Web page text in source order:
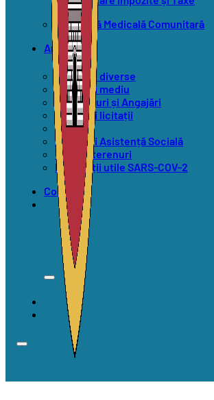
Asistență Medicală Comunitară
Anunțuri
Anunțuri diverse
Anunțuri mediu
Concursuri și Angajări
Anunțuri licitații
Alegeri
Anunțuri Asistență Socială
Vânzări terenuri
Informații utile SARS-COV-2
Contact